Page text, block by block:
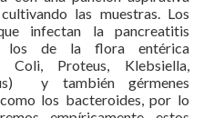
las muestras. Los
infectan la pancreatitis
los de la flora entérica
Coli, Proteus, Klebsiella,
y también gérmenes
los bacteroides, por lo